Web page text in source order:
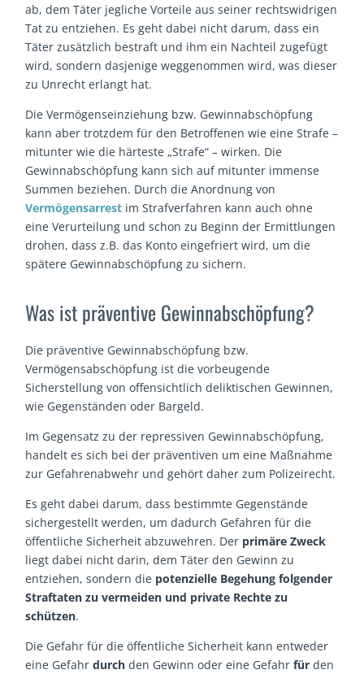
ab, dem Täter jegliche Vorteile aus seiner rechtswidrigen
Tat zu entziehen. Es geht dabei nicht darum, dass ein
Täter zusätzlich bestraft und ihm ein Nachteil zugefügt
wird, sondern dasjenige weggenommen wird, was dieser
zu Unrecht erlangt hat.
Die Vermögenseinziehung bzw. Gewinnabschöpfung
kann aber trotzdem für den Betroffenen wie eine Strafe –
mitunter wie die härteste „Strafe“ – wirken. Die
Gewinnabschöpfung kann sich auf mitunter immense
Summen beziehen. Durch die Anordnung von
Vermögensarrest im Strafverfahren kann auch ohne
eine Verurteilung und schon zu Beginn der Ermittlungen
drohen, dass z.B. das Konto eingefriert wird, um die
spätere Gewinnabschöpfung zu sichern.
Was ist präventive Gewinnabschöpfung?
Die präventive Gewinnabschöpfung bzw.
Vermögensabschöpfung ist die vorbeugende
Sicherstellung von offensichtlich deliktischen Gewinnen,
wie Gegenständen oder Bargeld.
Im Gegensatz zu der repressiven Gewinnabschöpfung,
handelt es sich bei der präventiven um eine Maßnahme
zur Gefahrenabwehr und gehört daher zum Polizeirecht.
Es geht dabei darum, dass bestimmte Gegenstände
sichergestellt werden, um dadurch Gefahren für die
öffentliche Sicherheit abzuwehren. Der primäre Zweck
liegt dabei nicht darin, dem Täter den Gewinn zu
entziehen, sondern die potenzielle Begehung folgender
Straftaten zu vermeiden und private Rechte zu
schützen.
Die Gefahr für die öffentliche Sicherheit kann entweder
eine Gefahrdurch den Gewinn oder eine Gefahrfür den